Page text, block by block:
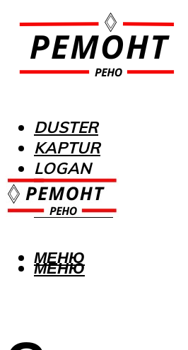
DUSTER
KAPTUR
LOGAN
MEGANE
SANDERO
МЕНЮ
МЕНЮ